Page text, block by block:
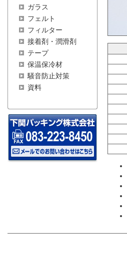
ガラス
フェルト
フィルター
接着剤・潤滑剤
テープ
保温保冷材
騒音防止対策
資料